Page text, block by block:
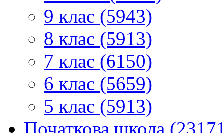
9 клас (5943)
8 клас (5913)
7 клас (6150)
6 клас (5659)
5 клас (5913)
Початкова школа